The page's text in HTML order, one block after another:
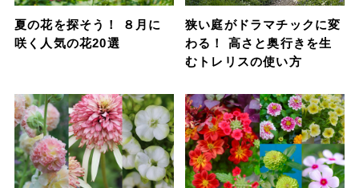
夏の花を探そう！ ８月に
咲く人気の花20選
狭い庭がドラマチックに変
わる！ 高さと奥行きを生
むトレリスの使い方